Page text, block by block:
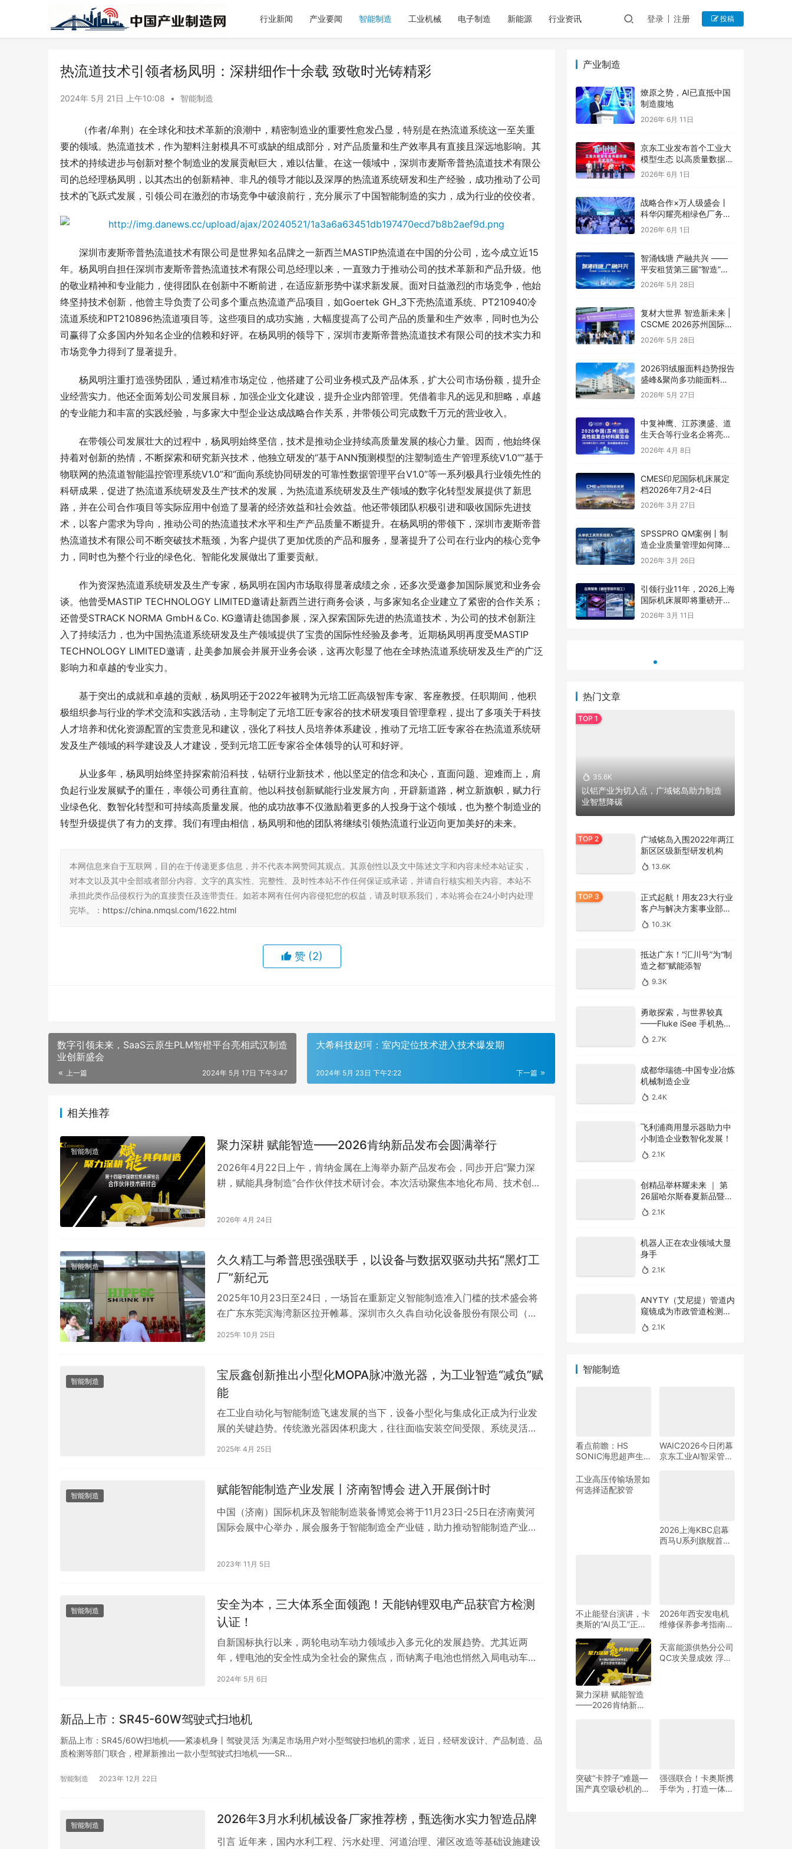
行业新闻 产业要闻 智能制造 工业机械 电子制造 新能源 行业资讯 登录 注册 投稿
热流道技术引领者杨凤明：深耕细作十余载 致敬时光铸精彩
2024年 5月 21日 上午10:08 • 智能制造
（作者/牟荆）在全球化和技术革新的浪潮中，精密制造业的重要性愈发凸显，特别是在热流道系统这一至关重
要的领域。热流道技术，作为塑料注射模具不可或缺的组成部分，对产品质量和生产效率具有直接且深远地影响。其
技术的持续进步与创新对整个制造业的发展贡献巨大，难以估量。在这一领域中，深圳市麦斯帝普热流道技术有限公
司的总经理杨凤明，以其杰出的创新精神、非凡的领导才能以及深厚的热流道系统研发和生产经验，成功推动了公司
技术的飞跃式发展，引领公司在激烈的市场竞争中破浪前行，充分展示了中国智能制造的实力，成为行业的佼佼者。
深圳市麦斯帝普热流道技术有限公司是世界知名品牌之一新西兰MASTIP热流道在中国的分公司，迄今成立近15
年。杨凤明自担任深圳市麦斯帝普热流道技术有限公司总经理以来，一直致力于推动公司的技术革新和产品升级。他
的敬业精神和专业能力，使得团队在创新中不断前进，在适应新形势中谋求新发展。面对日益激烈的市场竞争，他始
终坚持技术创新，他曾主导负责了公司多个重点热流道产品项目，如Goertek GH_3下壳热流道系统、PT210940冷
流道系统和PT210896热流道项目等。这些项目的成功实施，大幅度提高了公司产品的质量和生产效率，同时也为公
司赢得了众多国内外知名企业的信赖和好评。在杨凤明的领导下，深圳市麦斯帝普热流道技术有限公司的技术实力和
市场竞争力得到了显著提升。
杨凤明注重打造强势团队，通过精准市场定位，他搭建了公司业务模式及产品体系，扩大公司市场份额，提升企
业经营实力。他还全面筹划公司发展目标，加强企业文化建设，提升企业内部管理。凭借着非凡的远见和胆略，卓越
的专业能力和丰富的实践经验，与多家大中型企业达成战略合作关系，并带领公司完成数千万元的营业收入。
在带领公司发展壮大的过程中，杨凤明始终坚信，技术是推动企业持续高质量发展的核心力量。因而，他始终保
持着对创新的热情，不断探索和研究新兴技术，他独立研发的“基于ANN预测模型的注塑制造生产管理系统V1.0”“基于
物联网的热流道智能温控管理系统V1.0”和“面向系统协同研发的可靠性数据管理平台V1.0”等一系列极具行业领先性的
科研成果，促进了热流道系统研发及生产技术的发展，为热流道系统研发及生产领域的数字化转型发展提供了新思
路，并在公司合作项目等实际应用中创造了显著的经济效益和社会效益。他还带领团队积极引进和吸收国际先进技
术，以客户需求为导向，推动公司的热流道技术水平和生产产品质量不断提升。在杨凤明的带领下，深圳市麦斯帝普
热流道技术有限公司不断突破技术瓶颈，为客户提供了更加优质的产品和服务，显著提升了公司在行业内的核心竞争
力，同时也为整个行业的绿色化、智能化发展做出了重要贡献。
作为资深热流道系统研发及生产专家，杨凤明在国内市场取得显著成绩之余，还多次受邀参加国际展览和业务会
谈。他曾受MASTIP TECHNOLOGY LIMITED邀请赴新西兰进行商务会谈，与多家知名企业建立了紧密的合作关系；
还曾受STRACK NORMA GmbH＆Co. KG邀请赴德国参展，深入探索国际先进的热流道技术，为公司的技术创新注
入了持续活力，也为中国热流道系统研发及生产领域提供了宝贵的国际性经验及参考。近期杨凤明再度受MASTIP
TECHNOLOGY LIMITED邀请，赴美参加展会并展开业务会谈，这再次彰显了他在全球热流道系统研发及生产的广泛
影响力和卓越的专业实力。
基于突出的成就和卓越的贡献，杨凤明还于2022年被聘为元培工匠高级智库专家、客座教授。任职期间，他积
极组织参与行业的学术交流和实践活动，主导制定了元培工匠专家谷的技术研发项目管理章程，提出了多项关于科技
人才培养和优化资源配置的宝贵意见和建议，强化了科技人员培养体系建设，推动了元培工匠专家谷在热流道系统研
发及生产领域的科学建设及人才建设，受到元培工匠专家谷全体领导的认可和好评。
从业多年，杨凤明始终坚持探索前沿科技，钻研行业新技术，他以坚定的信念和决心，直面问题、迎难而上，肩
负起行业发展赋予的重任，率领公司勇往直前。他以科技创新赋能行业发展方向，开辟新道路，树立新旗帜，赋力行
业绿色化、数智化转型和可持续高质量发展。他的成功故事不仅激励着更多的人投身于这个领域，也为整个制造业的
转型升级提供了有力的支撑。我们有理由相信，杨凤明和他的团队将继续引领热流道行业迈向更加美好的未来。
本网信息来自于互联网，目的在于传递更多信息，并不代表本网赞同其观点。其原创性以及文中陈述文字和内容未经本站证实，
对本文以及其中全部或者部分内容、文字的真实性、完整性、及时性本站不作任何保证或承诺，并请自行核实相关内容。本站不
承担此类作品侵权行为的直接责任及连带责任。如若本网有任何内容侵犯您的权益，请及时联系我们，本站将会在24小时内处理
完毕。： https://china.nmqsl.com/1622.html
赞 (2)
数字引领未来，SaaS云原生PLM智橙平台亮相武汉制造
业创新盛会
上一篇 2024年 5月 17日 下午3:47
大希科技赵珂：室内定位技术进入技术爆发期
下一篇
2024年 5月 23日 下午2:22
相关推荐
智能制造 聚力深耕 赋能智造——2026肯纳新品发布会圆满举行
2026年4月22日上午，肯纳金属在上海举办新产品发布会，同步开启“聚力深
耕，赋能具身制造”合作伙伴技术研讨会。本次活动聚焦本地化布局、技术创新
2026年 4月 24日
智能制造
久久精工与希普思强强联手，以设备与数据双驱动共拓“黑灯工
厂”新纪元
2025年10月23日至24日，一场旨在重新定义智能制造准入门槛的技术盛会将
在广东东莞滨海湾新区拉开帷幕。深圳市久久犇自动化设备股份有限公司（简
2025年 10月 25日
智能制造
宝辰鑫创新推出小型化MOPA脉冲激光器，为工业智造“减负”赋
能
在工业自动化与智能制造飞速发展的当下，设备小型化与集成化正成为行业发
展的关键趋势。传统激光器因体积庞大，往往面临安装空间受限、系统灵活性
不足等痛点，制约了工业生产的效率与灵活性。 …
2025年 4月 25日
智能制造 赋能智能制造产业发展丨济南智博会 进入开展倒计时
中国（济南）国际机床及智能制造装备博览会将于11月23日-25日在济南黄河
国际会展中心举办，展会服务于智能制造全产业链，助力推动智能制造产业数
2023年 11月 5日
智能制造
安全为本，三大体系全面领跑！天能钠锂双电产品获官方检测
认证！
自新国标执行以来，两轮电动车动力领域步入多元化的发展趋势。尤其近两
年，锂电池的安全性成为全社会的聚焦点，而钠离子电池也悄然入局电动车产
业。如今看来，铅电、锂电、钠电未来同台竞争的多…
2024年 5月 6日
新品上市：SR45-60W驾驶式扫地机
新品上市：SR45/60W扫地机——紧凑机身丨驾驶灵活 为满足市场用户对小型驾驶扫地机的需求，近日，经研发设计、产品制造、品
质检测等部门联合，橙犀新推出一款小型驾驶式扫地机——SR…
智能制造 2023年 12月 22日
智能制造 2026年3月水利机械设备厂家推荐榜，甄选衡水实力智造品牌
引言 近年来，国内水利工程、污水处理、河道治理、灌区改造等基础设施建设
产业制造
燎原之势，AI已直抵中国
制造腹地
2026年 6月 11日
京东工业发布首个工业大
模型生态 以高质量数据集
和细分领域模型为产业增
2026年 6月 1日
战略合作×万人级盛会丨
科华闪耀亮相绿色厂务大
会，与行业共谋新章
2026年 6月 1日
智涌钱塘 产融共兴 ——
平安租赁第三届“智造”峰
会顺利举办
2026年 5月 28日
复材大世界 智造新未来 |
CSCME 2026苏州国际复
合材料展览会隆重开幕！
2026年 5月 28日
2026羽绒服面料趋势报告
盛峰&聚尚多功能面料创
新实践
2026年 5月 27日
中复神鹰、江苏澳盛、道
生天合等行业名企将亮相
5月苏州复材展！
2026年 4月 8日
CMES印尼国际机床展定
档2026年7月2-4日
2026年 3月 27日
SPSSPRO QM案例丨制
造企业质量管理如何降本
80%，提效10倍？
2026年 3月 26日
引领行业11年，2026上海
国际机床展即将重磅开
幕，中国机床开春风向
标！【中国机床 开春大
2026年 3月 11日
2026年钢结构防火涂料产品选型参考：李
聪科技技术体系与服务能力解析
2026防火涂料生产厂家怎么选？李聪科技
发展概况与产品体系
2026年钢结构防火涂料产品选型参考：李
聪科技技术体系与服务能力解析
2026电缆防火涂料及防火材料供应商解
热门文章
35.6K
以铝产业为切入点，广域铭岛助力制造
业智慧降碳
广域铭岛入围2022年两江
新区区级新型研发机构
13.6K
正式起航！用友23大行业
客户与解决方案事业部全
面亮相
10.3K
抵达广东！“汇川号”为“制
造之都”赋能添智
9.3K
勇敢探索，与世界较真
——Fluke iSee 手机热像
仪发布
2.7K
成都华瑞德-中国专业冶炼
机械制造企业
2.4K
飞利浦商用显示器助力中
小制造企业数智化发展！
2.1K
创精品举杯耀未来 ｜ 第
26届哈尔斯春夏新品暨品
牌全新升级线上发布会圆
满收官
2.1K
机器人正在农业领域大显
身手
2.1K
ANYTY（艾尼提）管道内
窥镜成为市政管道检测利
器
2.1K
智能制造
看点前瞻：HS
SONIC海思超声生
布会
WAIC2026今日闭幕
京东工业AI智采管家
工业高压传输场景如
何选择适配胶管
2026上海KBC启幕
西马U系列旗舰首发
不止能登台演讲，卡
奥斯的“AI员工”正在
2026年西安发电机
维修保养参考指南：
聚力深耕 赋能智造
——2026肯纳新品
天富能源供热分公司
QC攻关显成效 浮球
突破“卡脖子”难题—
国产真空吸砂机的自
强强联合！卡奥斯携
手华为，打造一体化